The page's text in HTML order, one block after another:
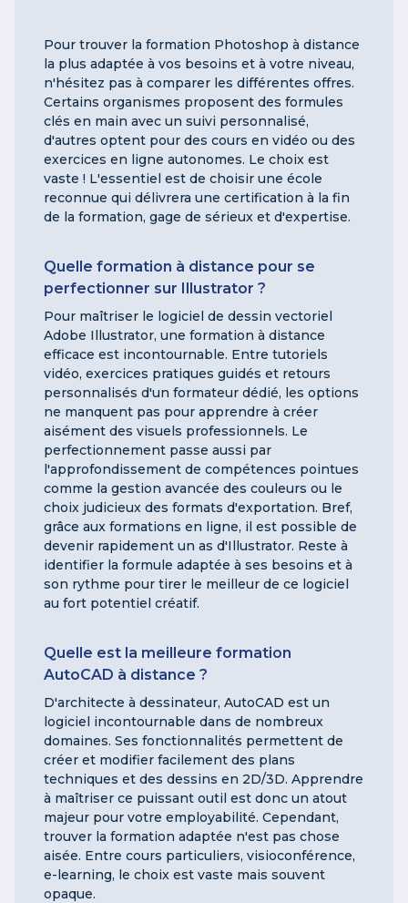
Pour trouver la formation Photoshop à distance
la plus adaptée à vos besoins et à votre niveau,
n'hésitez pas à comparer les différentes offres.
Certains organismes proposent des formules
clés en main avec un suivi personnalisé,
d'autres optent pour des cours en vidéo ou des
exercices en ligne autonomes. Le choix est
vaste ! L'essentiel est de choisir une école
reconnue qui délivrera une certification à la fin
de la formation, gage de sérieux et d'expertise.
Quelle formation à distance pour se
perfectionner sur Illustrator ?
Pour maîtriser le logiciel de dessin vectoriel
Adobe Illustrator, une formation à distance
efficace est incontournable. Entre tutoriels
vidéo, exercices pratiques guidés et retours
personnalisés d'un formateur dédié, les options
ne manquent pas pour apprendre à créer
aisément des visuels professionnels. Le
perfectionnement passe aussi par
l'approfondissement de compétences pointues
comme la gestion avancée des couleurs ou le
choix judicieux des formats d'exportation. Bref,
grâce aux formations en ligne, il est possible de
devenir rapidement un as d'Illustrator. Reste à
identifier la formule adaptée à ses besoins et à
son rythme pour tirer le meilleur de ce logiciel
au fort potentiel créatif.
Quelle est la meilleure formation
AutoCAD à distance ?
D'architecte à dessinateur, AutoCAD est un
logiciel incontournable dans de nombreux
domaines. Ses fonctionnalités permettent de
créer et modifier facilement des plans
techniques et des dessins en 2D/3D. Apprendre
à maîtriser ce puissant outil est donc un atout
majeur pour votre employabilité. Cependant,
trouver la formation adaptée n'est pas chose
aisée. Entre cours particuliers, visioconférence,
e-learning, le choix est vaste mais souvent
opaque.